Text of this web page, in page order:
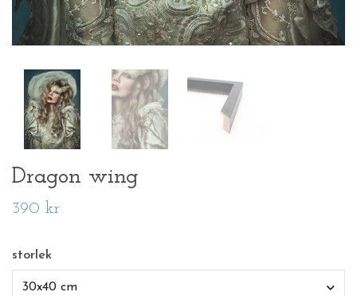
Dragon wing
390 kr
storlek
30x40 cm